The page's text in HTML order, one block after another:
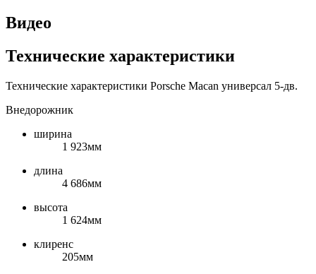
Видео
Технические характеристики
Технические характеристики Porsche Macan универсал 5-дв.
Внедорожник
ширина
1 923мм
длина
4 686мм
высота
1 624мм
клиренс
205мм